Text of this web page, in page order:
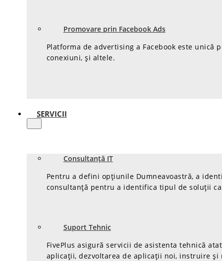
Promovare prin Facebook Ads
Platforma de advertising a Facebook este
conexiuni, și altele.
SERVICII
Consultanță IT
Pentru a defini opțiunile Dumneavoastră, a
consultanță pentru a identifica tipul de soluții
Suport Tehnic
FivePlus asigură servicii de asistenta tehnică
aplicații, dezvoltarea de aplicații noi, instruire și